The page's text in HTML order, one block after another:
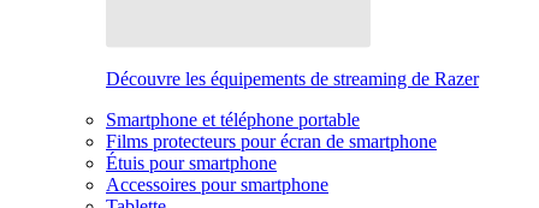
Découvre les équipements de streaming de Razer
Smartphone et téléphone portable
Films protecteurs pour écran de smartphone
Étuis pour smartphone
Accessoires pour smartphone